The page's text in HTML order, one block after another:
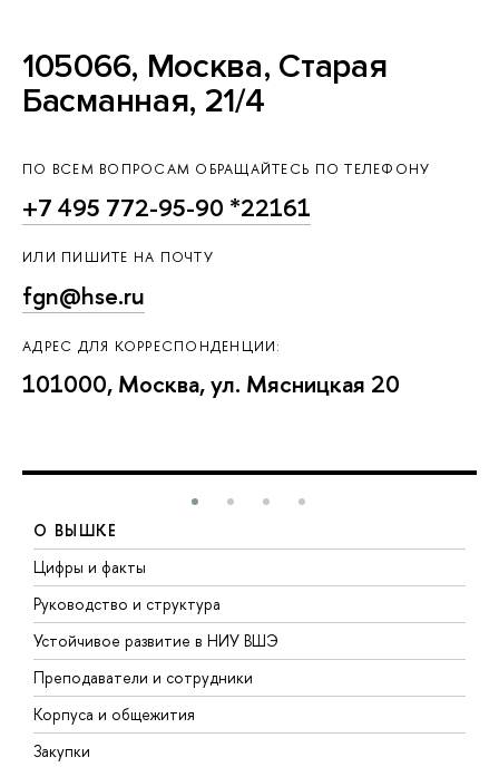
105066, Москва, Старая
Басманная, 21/4
ПО ВСЕМ ВОПРОСАМ ОБРАЩАЙТЕСЬ ПО ТЕЛЕФОНУ
+7 495 772-95-90 *22161
ИЛИ ПИШИТЕ НА ПОЧТУ
fgn@hse.ru
АДРЕС ДЛЯ КОРРЕСПОНДЕНЦИИ:
101000, Москва, ул. Мясницкая 20
О ВЫШКЕ
Цифры и факты
Руководство и структура
Устойчивое развитие в НИУ ВШЭ
Преподаватели и сотрудники
Корпуса и общежития
Закупки